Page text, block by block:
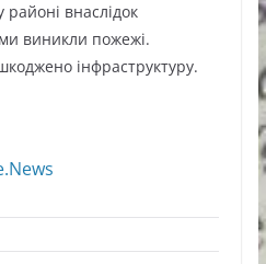
районі внаслідок
виникли пожежі.
інфраструктуру.